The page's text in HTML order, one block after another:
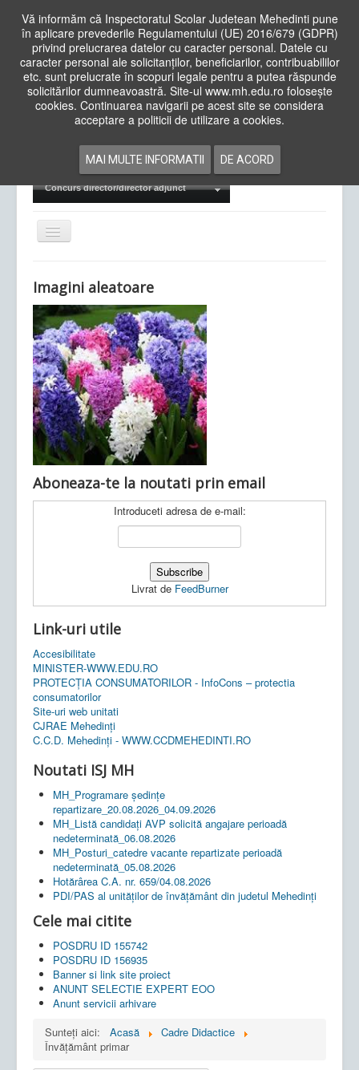
Vă informăm că Inspectoratul Scolar Judetean Mehedinti pune
în aplicare prevederile Regulamentului (UE) 2016/679 (GDPR)
privind prelucrarea datelor cu caracter personal. Datele cu
caracter personal ale solicitanților, beneficiarilor, contribuabililor
etc. sunt prelucrate în scopuri legale pentru a putea răspunde
solicitărilor dumneavoastră. Site-ul www.mh.edu.ro folosește
cookies. Continuarea navigarii pe acest site se considera
acceptare a politicii de utilizare a cookies.
MAI MULTE INFORMATII DE ACORD
Cauta
in
siteAcasa Cadre Didactice
Examene Naționale
Concurs director/director adjunct
Comută
navigarea
Ultimele articole: Vi, 04.11.2022 -
Județean Mehedinți
Imagini aleatoare
Aboneaza-te la noutati prin email
Introduceti adresa de e-mail:
Livrat de FeedBurner
Link-uri utile
Accesibilitate
MINISTER-WWW.EDU.RO
PROTECȚIA CONSUMATORILOR - InfoCons – protectia
consumatorilor
Site-uri web unitati
CJRAE Mehedinți
C.C.D. Mehedinţi - WWW.CCDMEHEDINTI.RO
Noutati ISJ MH
MH_Programare ședințe
repartizare_20.08.2026_04.09.2026
MH_Listă candidați AVP solicită angajare perioadă
nedeterminată_06.08.2026
MH_Posturi_catedre vacante repartizate perioadă
nedeterminată_05.08.2026
Hotărârea C.A. nr. 659/04.08.2026
PDI/PAS al unităților de învățământ din judetul Mehedinți
Cele mai citite
POSDRU ID 155742
POSDRU ID 156935
Banner si link site proiect
ANUNT SELECTIE EXPERT EOO
Anunt servicii arhivare
Sunteți aici:
Acasă
Cadre Didactice
Învățământ primar